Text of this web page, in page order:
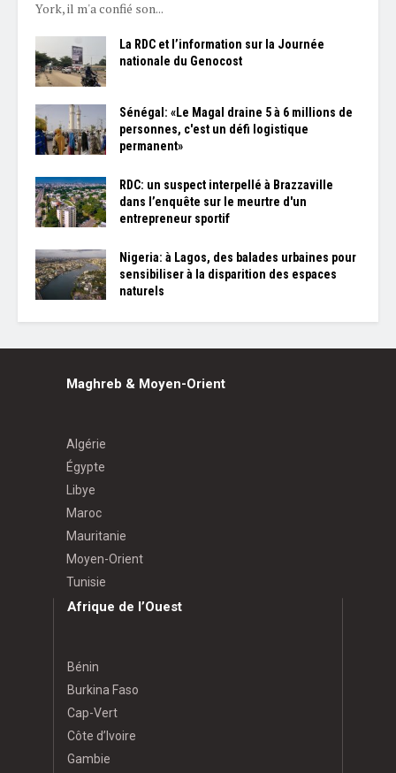
York, il m'a confié son...
La RDC et l’information sur la Journée
nationale du Genocost
Sénégal: «Le Magal draine 5 à 6 millions de
personnes, c'est un défi logistique
permanent»
RDC: un suspect interpellé à Brazzaville
dans l’enquête sur le meurtre d'un
entrepreneur sportif
Nigeria: à Lagos, des balades urbaines pour
sensibiliser à la disparition des espaces
naturels
Maghreb & Moyen-Orient
Algérie
Égypte
Libye
Maroc
Mauritanie
Moyen-Orient
Tunisie
Afrique de l’Ouest
Bénin
Burkina Faso
Cap-Vert
Côte d’Ivoire
Gambie